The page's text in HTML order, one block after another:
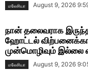
மலேசியா August 9, 2026
நான் தலைவராக
ஹோட்டல்
முன்மொழிவும் இல்லை
மலேசியா August 9, 2026